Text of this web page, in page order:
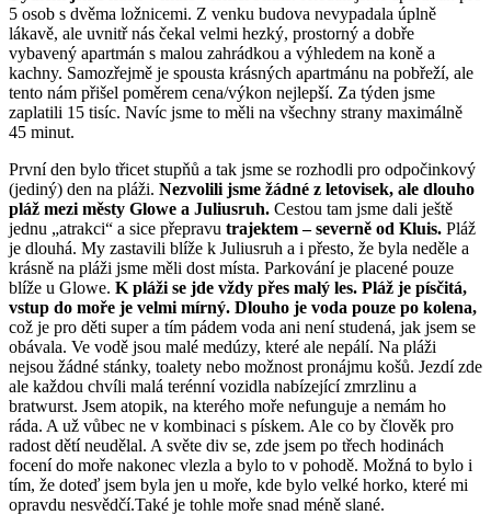
5 osob s dvěma ložnicemi. Z venku budova nevypadala úplně
lákavě, ale uvnitř nás čekal velmi hezký, prostorný a dobře
vybavený apartmán s malou zahrádkou a výhledem na koně a
kachny. Samozřejmě je spousta krásných apartmánu na pobřeží, ale
tento nám přišel poměrem cena/výkon nejlepší. Za týden jsme
zaplatili 15 tisíc. Navíc jsme to měli na všechny strany maximálně
45 minut.
První den bylo třicet stupňů a tak jsme se rozhodli pro odpočinkový
(jediný) den na pláži. Nezvolili jsme žádné z letovisek, ale dlouho
pláž mezi městy Glowe a Juliusruh. Cestou tam jsme dali ještě
jednu „atrakci“ a sice přepravu trajektem – severně od Kluis. Pláž
je dlouhá. My zastavili blíže k Juliusruh a i přesto, že byla neděle a
krásně na pláži jsme měli dost místa. Parkování je placené pouze
blíže u Glowe. K pláži se jde vždy přes malý les. Pláž je písčitá,
vstup do moře je velmi mírný. Dlouho je voda pouze po kolena,
což je pro děti super a tím pádem voda ani není studená, jak jsem se
obávala. Ve vodě jsou malé medúzy, které ale nepálí. Na pláži
nejsou žádné stánky, toalety nebo možnost pronájmu košů. Jezdí zde
ale každou chvíli malá terénní vozidla nabízející zmrzlinu a
bratwurst. Jsem atopik, na kterého moře nefunguje a nemám ho
ráda. A už vůbec ne v kombinaci s pískem. Ale co by člověk pro
radost dětí neudělal. A světe div se, zde jsem po třech hodinách
focení do moře nakonec vlezla a bylo to v pohodě. Možná to bylo i
tím, že doteď jsem byla jen u moře, kde bylo velké horko, které mi
opravdu nesvědčí.Také je tohle moře snad méně slané.